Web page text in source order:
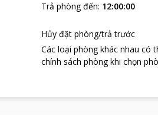
Trả phòng đến: 12:00:00
Hủy đặt phòng/trả trước
Các loại phòng khác nhau có
chính sách phòng khi chọn